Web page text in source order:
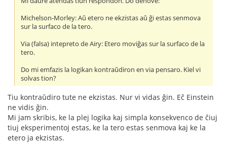
Michelson-Morley: Aŭ etero ne ekzistas aŭ ĝi estas senmova
sur la surfaco de la tero.
Via (falsa) intepreto de Airy: Etero moviĝas sur la surfaco de la
tero.
Do mi emfazis la logikan kontraŭdiron en via pensaro. Kiel vi
solvas tion?
Tiu kontraŭdiro tute ne ekzistas. Nur vi vidas ĝin. Eĉ Einstein
ne vidis ĝin.
Mi jam skribis, ke la plej logika kaj simpla konsekvenco de ĉiuj
tiuj eksperimentoj estas, ke la tero estas senmova kaj ke la
etero ja ekzistas.